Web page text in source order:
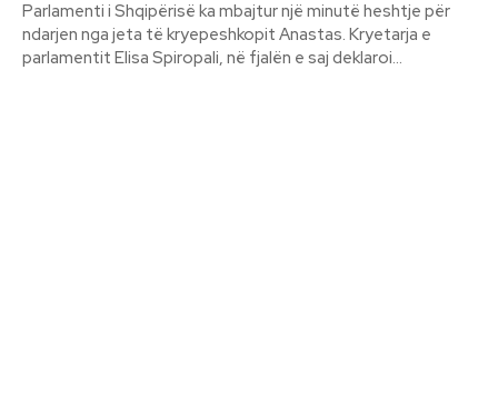
Parlamenti i Shqipërisë ka mbajtur një minutë heshtje për
ndarjen nga jeta të kryepeshkopit Anastas. Kryetarja e
parlamentit Elisa Spiropali, në fjalën e saj deklaroi...